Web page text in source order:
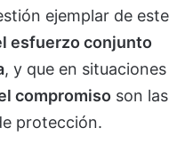
ejemplar de este
esfuerzo conjunto
, y que en situaciones
compromiso son las
protección.